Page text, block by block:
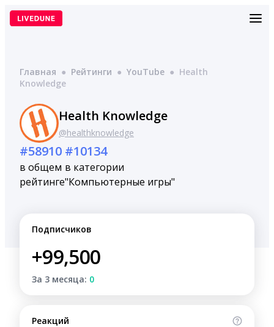
Перейти
Главная ● Рейтинги ● YouTube ● Health
Knowledge
Health Knowledge
@healthknowledge
#58910
в общем
рейтинге
#10134
в категории
"Компьютерные игры"
Подписчиков
+99,500
За 3 месяца: 0
Реакций